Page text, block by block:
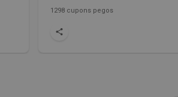
1298 cupons pegos